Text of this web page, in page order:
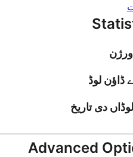
ڈاؤن لوڈ
دی تاریخ
Advanced